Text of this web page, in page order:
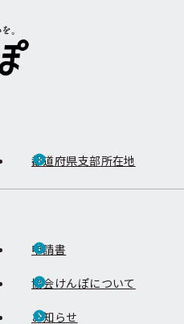
都道府県支部所在地
申請書
協会けんぽについて
お知らせ